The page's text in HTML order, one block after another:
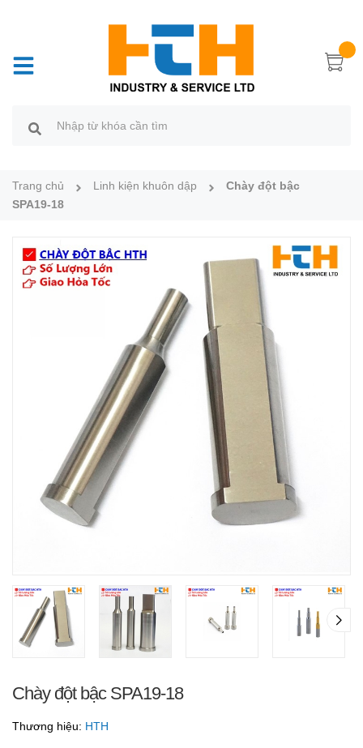
Trang chủ Linh kiện khuôn dập
Chày đột bậc
SPA19-18
Chày đột bậc SPA19-18
Thương hiệu: HTH